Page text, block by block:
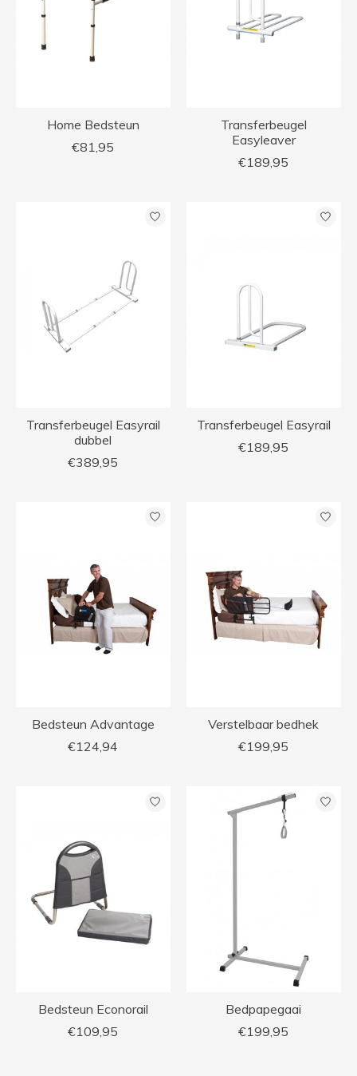
Home Bedsteun
€81,95
Transferbeugel
Easyleaver
€189,95
Transferbeugel Easyrail
dubbel
€389,95
Transferbeugel Easyrail
€189,95
Bedsteun Advantage
€124,94
Verstelbaar bedhek
€199,95
Bedsteun Econorail
€109,95
Bedpapegaai
€199,95